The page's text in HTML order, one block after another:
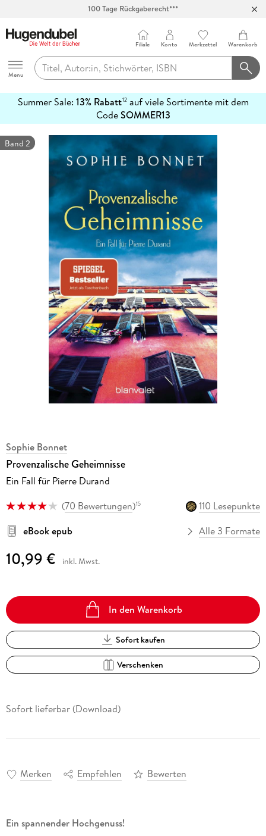
100 Tage Rückgaberecht***
Hugendubel
Menu
Filiale Konto Merkzettel Warenkorb
Summer Sale: 13% Rabatt12auf viele Sortimente mit dem
CodeSOMMER13
erfahren
Band 2
Sophie Bonnet
Provenzalische Geheimnisse
Ein Fall für Pierre Durand
(70 Bewertungen)15
110 Lesepunkte
eBook epub
Alle 3 Formate
10,99 € inkl. Mwst.
In den Warenkorb
Sofort kaufen
Verschenken
Sofort lieferbar (Download)
Merken Empfehlen Bewerten
Ein spannender Hochgenuss!